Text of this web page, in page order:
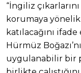
“İngiliz
korumaya
katılacağını
Hürmüz
uygulanabilir bir